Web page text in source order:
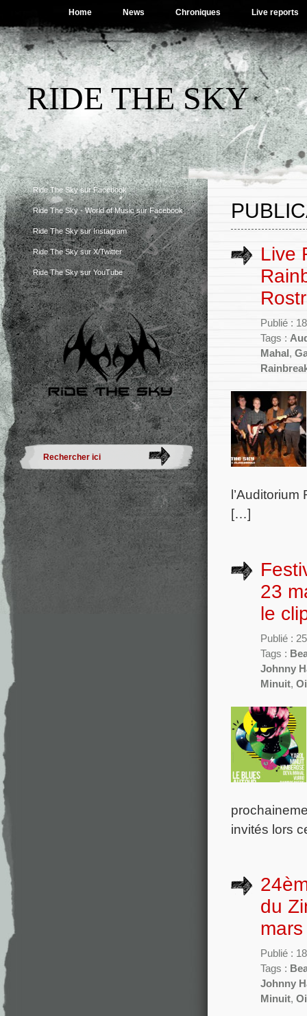
Home News Chroniques Live reports
RIDE THE SKY
Ride The Sky sur Facebook
Ride The Sky - World of Music sur Facebook
Ride The Sky sur Instagram
Ride The Sky sur X/Twitter
Ride The Sky sur YouTube
Live
Publié :
Tags :
Mahal ,
[…]
23
le
Publié :
Tags :
Johnny
Minuit,
invités lors
du
Publié :
Tags :
Johnny
Minuit,